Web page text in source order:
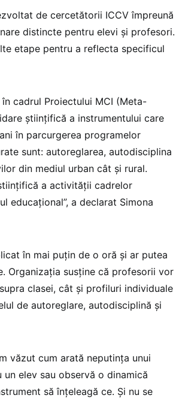
de cercetătorii ICCV împreună
distincte pentru elevi și profesori.
etape pentru a reflecta specificul
cadrul Proiectului MCI (Meta-
științifică a instrumentului care
în parcurgerea programelor
sunt: autoreglarea, autodisciplina
din mediul urban cât și rural.
a activității cadrelor
educațional”, a declarat Simona
în mai puțin de o oră și ar putea
Organizația susține că profesorii vor
clasei, cât și profiluri individuale
de autoreglare, autodisciplină și
văzut cum arată neputința unui
elev sau observă o dinamică
să înțeleagă ce. Și nu se